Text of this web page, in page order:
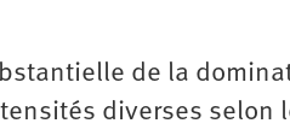
de la
diverses